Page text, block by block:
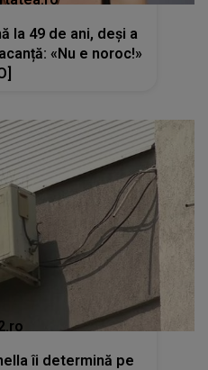
la 49 de ani, deși a
«Nu e noroc!»
îi determină pe